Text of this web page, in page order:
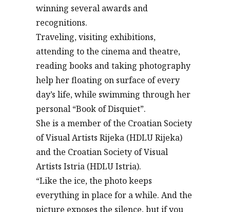
winning several awards and
recognitions.
Traveling, visiting exhibitions,
attending to the cinema and theatre,
reading books and taking photography
help her floating on surface of every
day’s life, while swimming through her
personal “Book of Disquiet”.
She is a member of the Croatian Society
of Visual Artists Rijeka (HDLU Rijeka)
and the Croatian Society of Visual
Artists Istria (HDLU Istria).
“Like the ice, the photo keeps
everything in place for a while. And the
picture exposes the silence, but if you